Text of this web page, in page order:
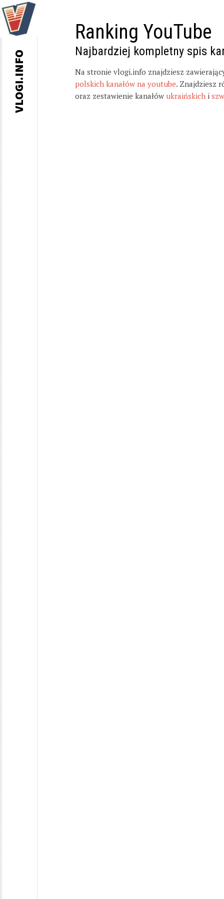
Ranking YouTube
Najbardziej kompletny spis
Na stronie vlogi.info znajdziesz
polskich kanałów na youtube. Znajdziesz
oraz zestawienie kanałów ukraińskich i
VLOGI.INFO